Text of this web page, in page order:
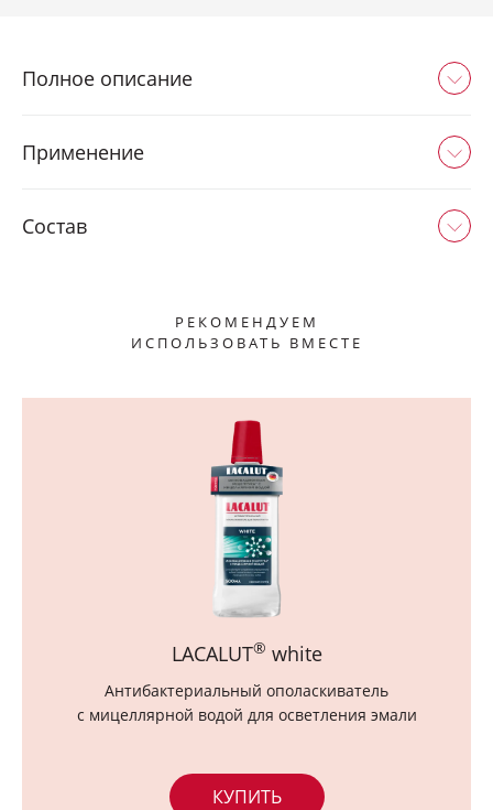
Полное описание
Применение
Состав
РЕКОМЕНДУЕМ
ИСПОЛЬЗОВАТЬ ВМЕСТЕ
LACALUT® white
Антибактериальный ополаскиватель
с мицеллярной водой для осветления эмали
КУПИТЬ